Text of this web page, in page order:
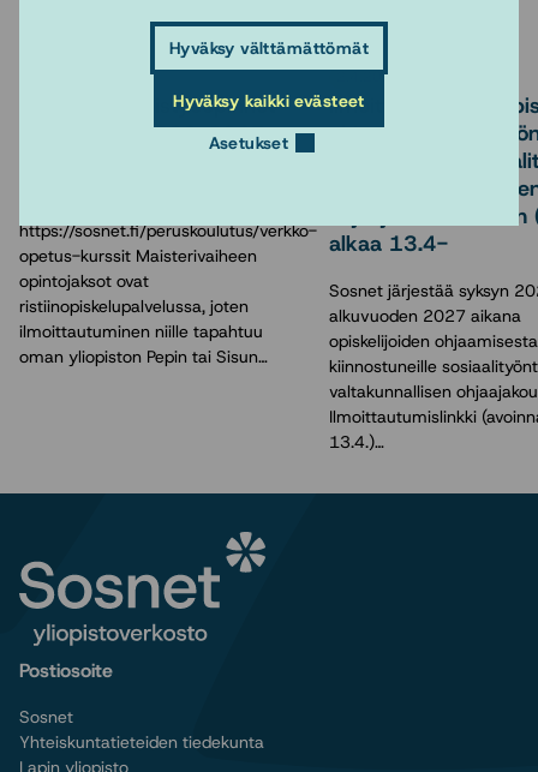
Hyväksy välttämättömät
Hyväksy kaikki evästeet
Asetukset
Sosnetin yhteistyöopinnot
lukuvuonna 2026-2027
https://sosnet.fi/peruskoulutus/verkko-
opetus-kurssit Maisterivaiheen
opintojaksot ovat
ristiinopiskelupalvelussa, joten
ilmoittautuminen niille tapahtuu
oman yliopiston Pepin tai Sisun…
2.4.2026
Ilmoittautuminen
ohjaaville
suunnattuun
käytännön
alkaa 13.4-
Sosnet järjestää syksyn
alkuvuoden 2027 aikana
opiskelijoiden ohjaamisesta
kiinnostuneille
valtakunnallisen
Ilmoittautumislinkki
13.4.)…
Postiosoite
Sosnet
Yhteiskuntatieteiden tiedekunta
Lapin yliopisto